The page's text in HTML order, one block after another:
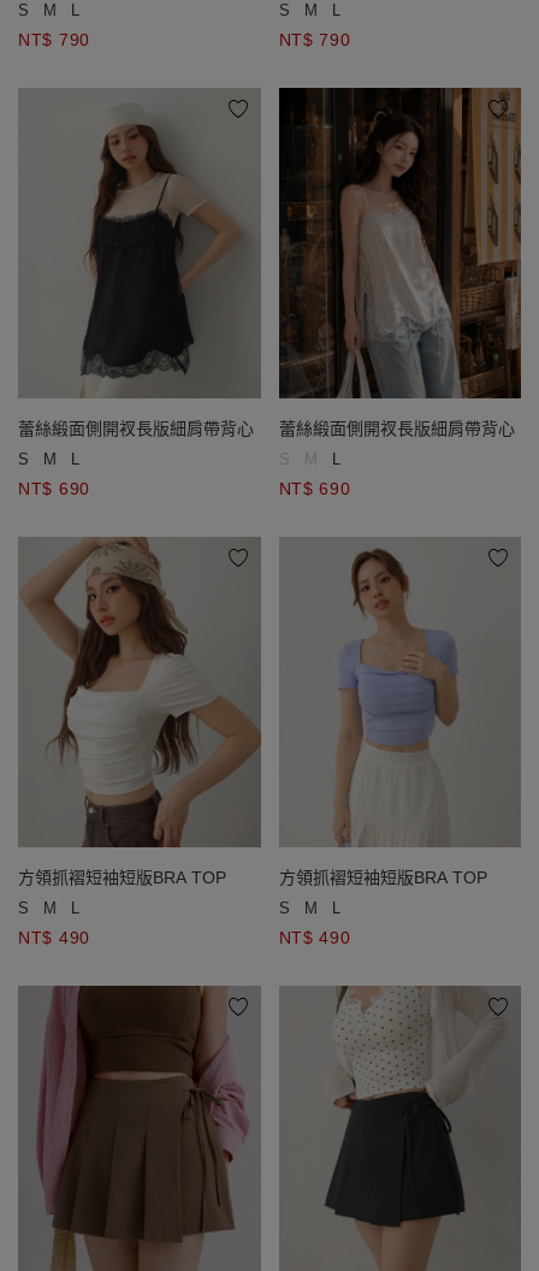
S M L
NT$ 790
S M L
NT$ 790
蕾絲緞面側開衩長版細肩帶背心
S M L
NT$ 690
蕾絲緞面側開衩長版細肩帶背心
S M L
NT$ 690
方領抓褶短袖短版BRA TOP
S M L
NT$ 490
方領抓褶短袖短版BRA TOP
S M L
NT$ 490